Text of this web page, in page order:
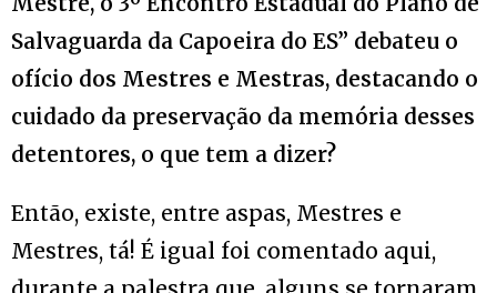
Salvaguarda da Capoeira do ES” debateu o
ofício dos Mestres e Mestras, destacando o
cuidado da preservação da memória desses
detentores, o que tem a dizer?
Então, existe, entre aspas, Mestres e
Mestres, tá! É igual foi comentado aqui,